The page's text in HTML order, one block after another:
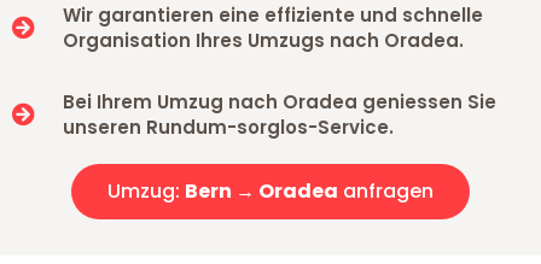
Wir garantieren eine effiziente und schnelle
Organisation Ihres Umzugs nach Oradea.
Bei Ihrem Umzug nach Oradea geniessen Sie
unseren Rundum-sorglos-Service.
Umzug: Bern → Oradea anfragen